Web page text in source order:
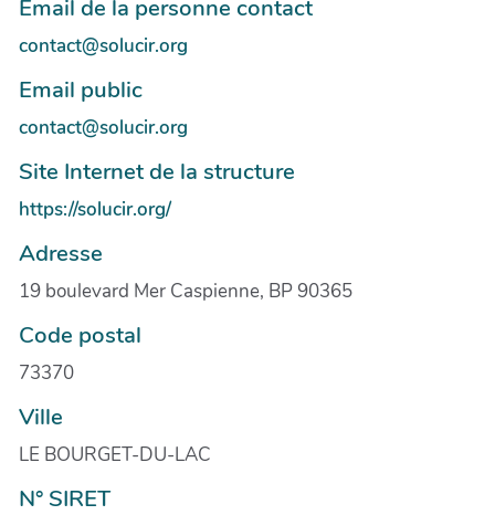
Email de la personne contact
contact@solucir.org
Email public
contact@solucir.org
Site Internet de la structure
https://solucir.org/
Adresse
19 boulevard Mer Caspienne, BP 90365
Code postal
73370
Ville
LE BOURGET-DU-LAC
N° SIRET